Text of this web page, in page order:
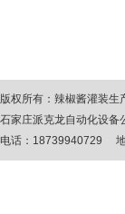
版权所有： 辣椒酱灌装生
石家庄派克龙自动化设备
电话：18739940729 地